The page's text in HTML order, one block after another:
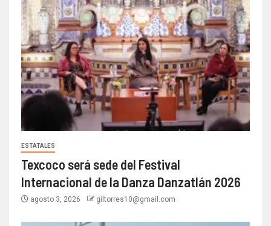
ESTATALES
Texcoco será sede del Festival
Internacional de la Danza Danzatlán 2026
agosto 3, 2026 giltorres10@gmail.com